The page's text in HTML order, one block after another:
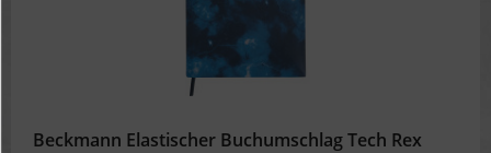
Beckmann Elastischer Buchumschlag Tech Rex